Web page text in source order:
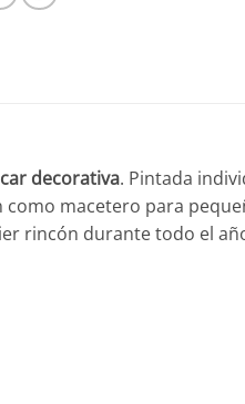
decorativa. Pintada
macetero para
rincón durante todo el